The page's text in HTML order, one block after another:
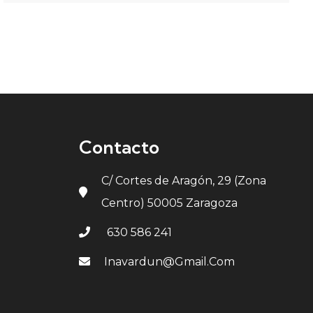
Contacto
C/ Cortes de Aragón, 29 (Zona
Centro) 50005 Zaragoza
630 586 241
Inavardun@gmail.com